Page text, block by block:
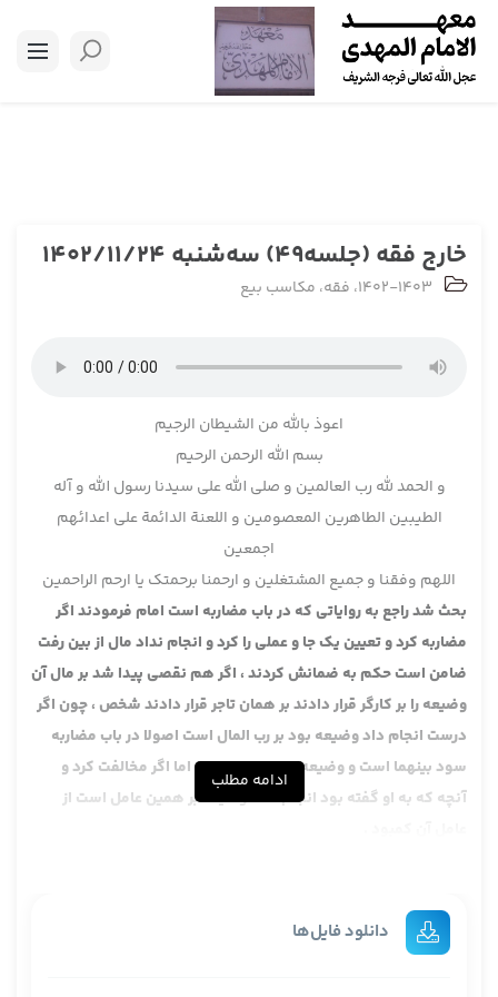
خارج فقه (جلسه49) سه‌شنبه 1402/11/24
1402-1403، فقه، مکاسب بیع
اعوذ بالله من الشیطان الرجیم
بسم الله الرحمن الرحیم
و الحمد لله رب العالمین و صلی الله علی سیدنا رسول الله و آله
الطیبین الطاهرین المعصومین و اللعنة الدائمة علی اعدائهم
اجمعین
اللهم وفقنا و جمیع المشتغلین و ارحمنا برحمتک یا ارحم الراحمین
بحث شد راجع به روایاتی که در باب مضاربه است امام فرمودند اگر
مضاربه کرد و تعیین یک جا و عملی را کرد و انجام نداد مال از بین رفت
ضامن است حکم به ضمانش کردند ، اگر هم نقصی پیدا شد بر مال آن
وضیعه را بر کارگر قرار دادند بر همان تاجر قرار دادند شخص ، چون اگر
درست انجام داد وضیعه بود بر رب المال است اصولا در باب مضاربه
سود بینهما است و وضیعه بر رب المال است اما اگر مخالفت کرد و
آنچه که به او گفته بود انجام نداد وضیعه بر همین عامل است از
مسمی باشد چون یک احتمال هم هست که ربح مثل باشد مثلا اگر
ادامه مطلب
دانلود فایل‌ها